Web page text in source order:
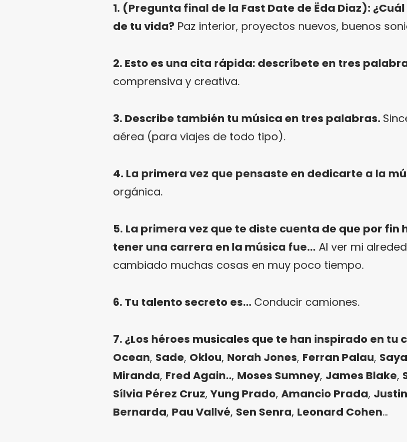
1. (Pregunta final de la Fast Date de Ëda Diaz):
de tu vida? Paz interior, proyectos nuevos, buenos
2. Esto es una cita rápida: descríbete en tres
comprensiva y creativa.
3. Describe también tu música en tres palabras.
aérea (para viajes de todo tipo).
4. La primera vez que pensaste en dedicarte a la
orgánica.
5. La primera vez que te diste cuenta de que por fin
tener una carrera en la música fue… Al ver mi
cambiado muchas cosas en muy poco tiempo.
6. Tu talento secreto es… Conducir camiones.
7. ¿Los héroes musicales que te han inspirado en tu
Ocean, Sade, Oklou, Norah Jones, Ferran Palau,
Miranda, Fred Again.., Moses Sumney, James Blake,
Sílvia Pérez Cruz,Yung Prado, Amancio Prada,
Bernarda, Pau Vallvé, Sen Senra, Leonard Cohen…